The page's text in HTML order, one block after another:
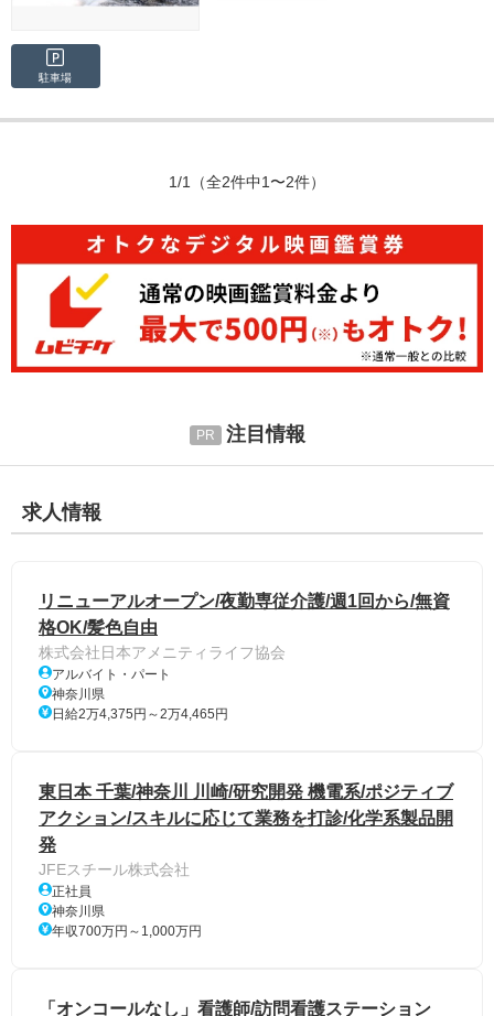
駐車場
1/1 （全2件中1〜2件）
注目情報
求人情報
リニューアルオープン/夜勤専従介護/週1回から/無資
格OK/髪色自由
株式会社日本アメニティライフ協会
アルバイト・パート
神奈川県
日給2万4,375円～2万4,465円
東日本 千葉/神奈川 川崎/研究開発 機電系/ポジティブ
アクション/スキルに応じて業務を打診/化学系製品開
発
JFEスチール株式会社
正社員
神奈川県
年収700万円～1,000万円
「オンコールなし」看護師/訪問看護ステーション